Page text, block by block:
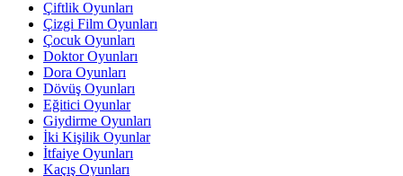
Çiftlik Oyunları
Çizgi Film Oyunları
Çocuk Oyunları
Doktor Oyunları
Dora Oyunları
Dövüş Oyunları
Eğitici Oyunlar
Giydirme Oyunları
İki Kişilik Oyunlar
İtfaiye Oyunları
Kaçış Oyunları